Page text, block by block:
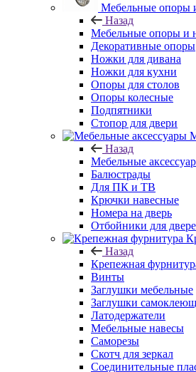
Мебельные опоры
Назад
Мебельные опоры и
Декоративные опоры
Ножки для дивана
Ножки для кухни
Опоры для столов
Опоры колесные
Подпятники
Стопор для двери
Назад
Мебельные
Балюстрады
Для ПК и ТВ
Крючки навесные
Номера на дверь
Отбойники для
Назад
Крепежная
Винты
Заглушки мебельные
Заглушки
Латодержатели
Мебельные навесы
Саморезы
Скотч для зеркал
Соединительные